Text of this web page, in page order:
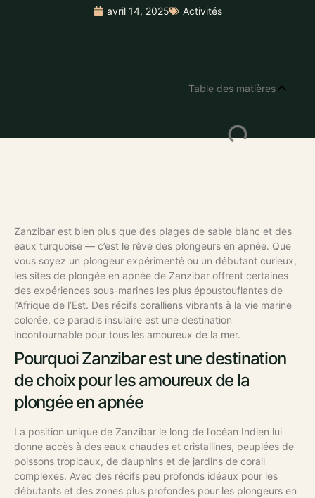
avril 14, 2025 Activités
Table des matières
Zanzibar est bien plus que des plages de sable blanc et des
eaux turquoise — c’est le rêve des plongeurs en apnée. Que
vous soyez un plongeur expérimenté ou un débutant curieux,
les sites de plongée en apnée de Zanzibar offrent certaines
des expériences sous-marines les plus époustouflantes de
l’Afrique de l’Est. Des récifs coralliens vibrants à la vie marine
colorée, ce paradis insulaire est une destination
incontournable pour tous les amoureux de la mer.
Pourquoi Zanzibar est une destination
de choix pour les amoureux de la
plongée en apnée
La position unique de Zanzibar le long de l’océan Indien lui
donne accès à des eaux chaudes et cristallines, peuplées de
poissons tropicaux, de dauphins et de jardins de corail
complexes. Avec des récifs peu profonds idéaux pour les
débutants et des zones plus profondes pour les plongeurs en